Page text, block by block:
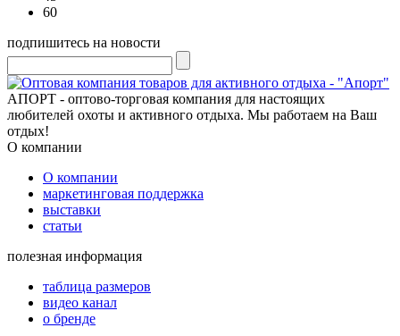
60
подпишитесь на новости
АПОРТ - оптово-торговая компания для настоящих
любителей охоты и активного отдыха. Мы работаем на Ваш
отдых!
О компании
О компании
маркетинговая поддержка
выставки
статьи
полезная информация
таблица размеров
видео канал
о бренде